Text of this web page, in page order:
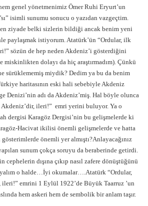
genel yönetmenimiz Ömer Ruhi Eryurt’un
isimli sunumu sonucu o yazıdan vazgeçtim.
ziyade belki sizlerin bildiği ancak benim yeni
paylaşmak istiyorum. Atatürk’ün “Ordular, ilk
sözün de hep neden Akdeniz’i gösterdiğini
dolayı da hiç araştırmadım). Çünkü
sürüklememiş miydik? Dedim ya bu da benim
haritasının eski hali sebebiyle Akdeniz
Denizi’nin adı da Akdeniz’miş. Hal böyle olunca
ileri!” emri yerini buluyor. Ya o
dergisi Karagöz Dergisi’nin bu gelişmelerde ki
Hacivat ikilisi önemli gelişmelerde ve hatta
önemli yer almıştı?Anlayacağınız
sunum çokça soruyu da beraberinde getirdi.
dışına çıkıp nasıl zafere dönüştüğünü
o halde…İyi okumalar….Atatürk “Ordular,
emrini 1 Eylül 1922’de Büyük Taarruz ’un
hem askeri hem de sembolik bir anlam taşır.